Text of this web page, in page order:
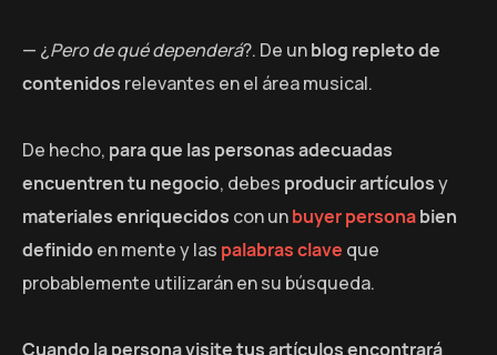
— ¿Pero de qué dependerá?. De unblog repleto de
contenidos relevantes en el área musical.
De hecho, para que las personas adecuadas
encuentren tu negocio, debes producir artículosy
materiales enriquecidos con unbuyer personabien
definidoen mente y las palabras clave que
probablemente utilizarán en su búsqueda.
Cuando la persona visite tus artículos encontrará